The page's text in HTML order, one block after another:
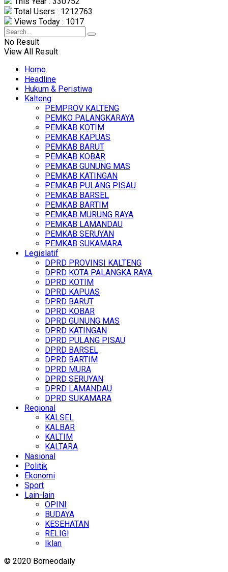
Total Users : 1212763
Views Today : 1017
No Result
View All Result
Home
Headline
Hukum & Peristiwa
Kalteng
PEMPROV KALTENG
PEMKO PALANGKARAYA
PEMKAB KOTIM
PEMKAB KAPUAS
PEMKAB BARUT
PEMKAB KOBAR
PEMKAB GUNUNG MAS
PEMKAB KATINGAN
PEMKAB PULANG PISAU
PEMKAB BARSEL
PEMKAB BARTIM
PEMKAB MURUNG RAYA
PEMKAB LAMANDAU
PEMKAB SERUYAN
PEMKAB SUKAMARA
Legislatif
DPRD PROVINSI KALTENG
DPRD KOTA PALANGKA RAYA
DPRD KOTIM
DPRD KAPUAS
DPRD BARUT
DPRD KOBAR
DPRD GUNUNG MAS
DPRD KATINGAN
DPRD PULANG PISAU
DPRD BARSEL
DPRD BARTIM
DPRD MURA
DPRD SERUYAN
DPRD LAMANDAU
DPRD SUKAMARA
Regional
KALSEL
KALBAR
KALTIM
KALTARA
Nasional
Politik
Ekonomi
Sport
Lain-lain
OPINI
BUDAYA
KESEHATAN
RELIGI
Iklan
© 2020 Borneodaily